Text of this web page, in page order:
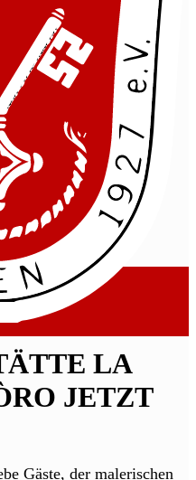
LA
JETZT
Gäste, der malerischen